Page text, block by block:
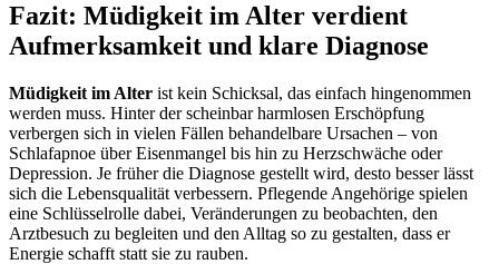
Fazit: Müdigkeit im Alter verdient
Aufmerksamkeit und klare Diagnose
Müdigkeit im Alter ist kein Schicksal, das einfach hingenommen
werden muss. Hinter der scheinbar harmlosen Erschöpfung
verbergen sich in vielen Fällen behandelbare Ursachen – von
Schlafapnoe über Eisenmangel bis hin zu Herzschwäche oder
Depression. Je früher die Diagnose gestellt wird, desto besser lässt
sich die Lebensqualität verbessern. Pflegende Angehörige spielen
eine Schlüsselrolle dabei, Veränderungen zu beobachten, den
Arztbesuch zu begleiten und den Alltag so zu gestalten, dass er
Energie schafft statt sie zu rauben.